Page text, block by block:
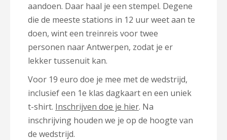
aandoen. Daar haal je een stempel. Degene
die de meeste stations in 12 uur weet aan te
doen, wint een treinreis voor twee
personen naar Antwerpen, zodat je er
lekker tussenuit kan.
Voor 19 euro doe je mee met de wedstrijd,
inclusief een 1e klas dagkaart en een uniek
t-shirt. Inschrijven doe je hier. Na
inschrijving houden we je op de hoogte van
de wedstrijd.